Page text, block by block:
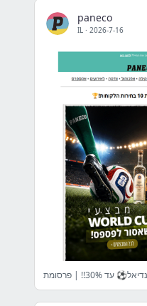
paneco
IL · 2026-7-16